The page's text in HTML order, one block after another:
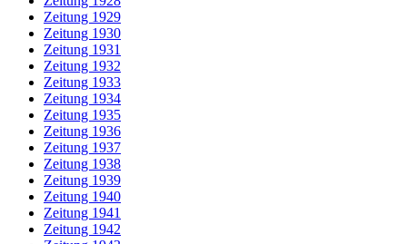
Zeitung 1929
Zeitung 1930
Zeitung 1931
Zeitung 1932
Zeitung 1933
Zeitung 1934
Zeitung 1935
Zeitung 1936
Zeitung 1937
Zeitung 1938
Zeitung 1939
Zeitung 1940
Zeitung 1941
Zeitung 1942